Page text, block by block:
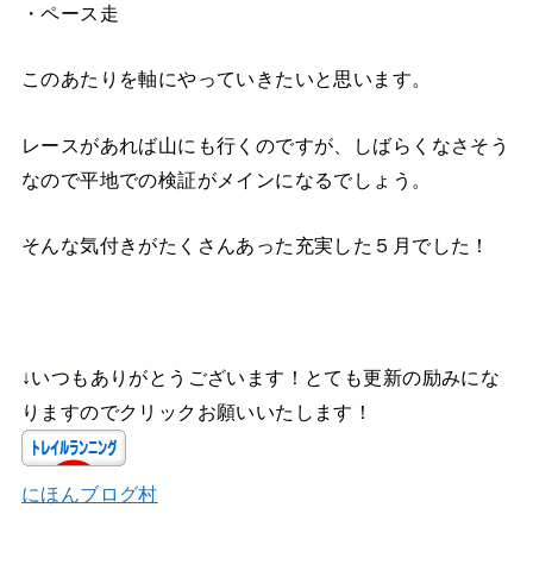
・ペース走
このあたりを軸にやっていきたいと思います。
レースがあれば山にも行くのですが、しばらくなさそう
なので平地での検証がメインになるでしょう。
そんな気付きがたくさんあった充実した５月でした！
↓いつもありがとうございます！とても更新の励みにな
りますのでクリックお願いいたします！
にほんブログ村